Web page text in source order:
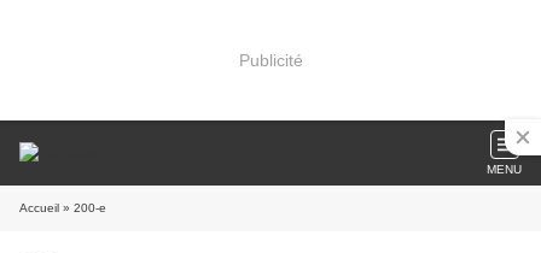
Publicité
MENU
Accueil » 200-e